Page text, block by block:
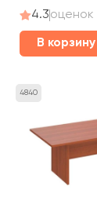
4.3оценок
В корзину
4840